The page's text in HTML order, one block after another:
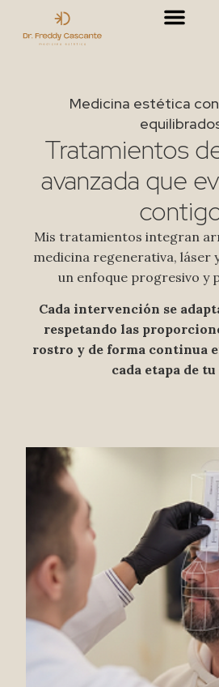
Medicina estética
Tratamientos
avanzada que
Mis tratamientos integran
medicina regenerativa, láser
un enfoque progresivo y
Cada intervención se
respetando las
rostro y de forma continua
cada etapa de